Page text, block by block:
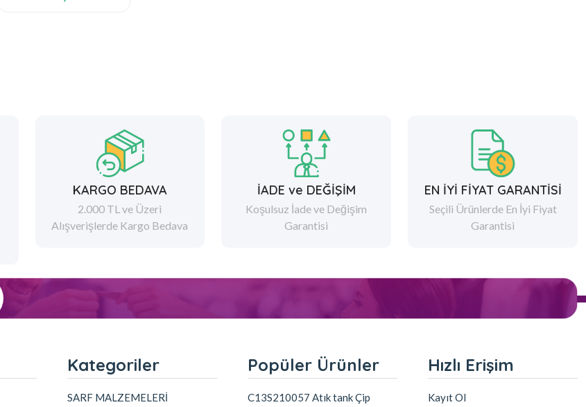
KARGO BEDAVA
2.000 TL ve Üzeri
Alışverişlerde Kargo Bedava
İADE ve DEĞİŞİM
Koşulsuz İade ve Değişim
Garantisi
EN İYİ FİYAT GARANTİSİ
Seçili Ürünlerde En İyi Fiyat
Garantisi
Kategoriler
SARF MALZEMELERİ
Popüler Ürünler
C13S210057 Atık tank Çip
Hızlı Erişim
Kayıt Ol